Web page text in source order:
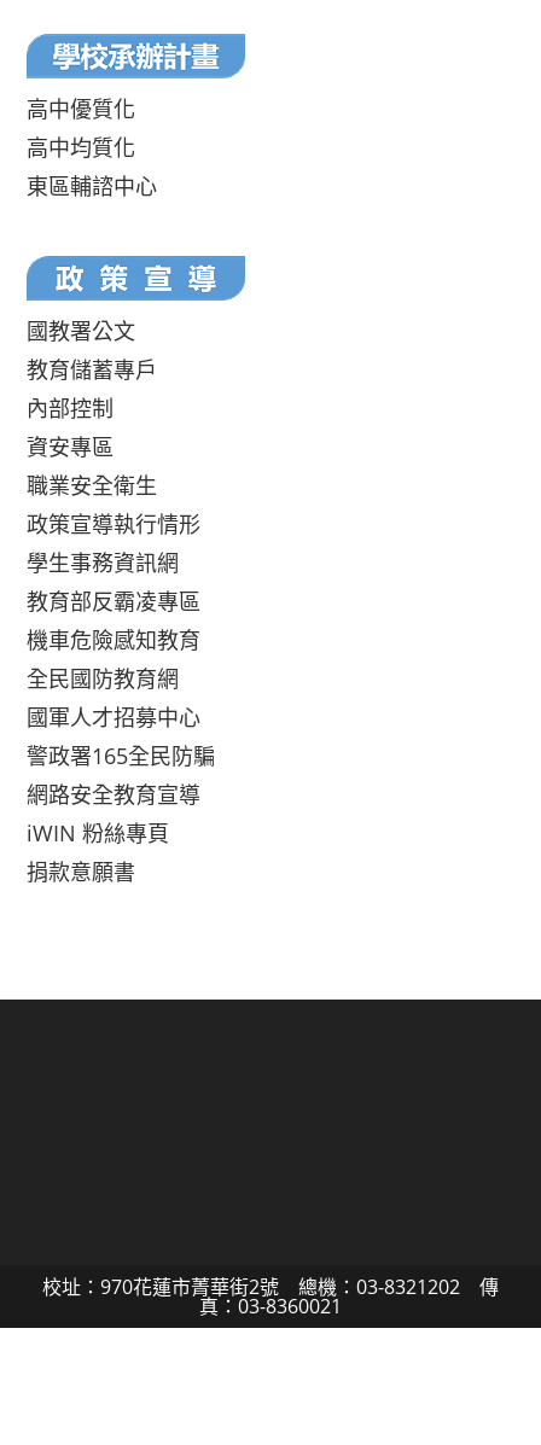
高中優質化
高中均質化
東區輔諮中心
國教署公文
教育儲蓄專戶
內部控制
資安專區
職業安全衛生
政策宣導執行情形
學生事務資訊網
教育部反霸凌專區
機車危險感知教育
全民國防教育網
國軍人才招募中心
警政署165全民防騙
網路安全教育宣導
iWIN 粉絲專頁
捐款意願書
校址：970花蓮市菁華街2號 總機：03-8321202 傳
真：03-8360021